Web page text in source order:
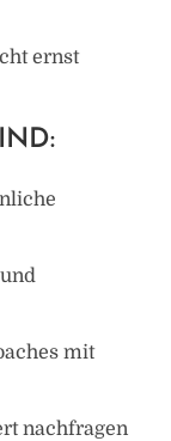
ernst
mit
nachfragen